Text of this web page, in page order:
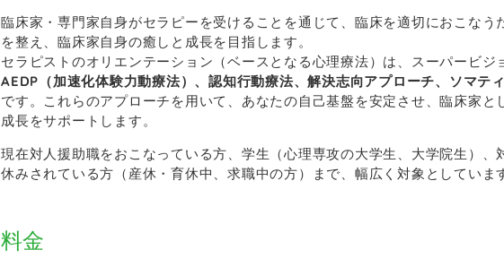
臨床家・専門家自身がセラピーを受けることを通じて、臨床を適切におこなう
を整え、臨床家自身の癒しと成長を目指します。
セラピストのオリエンテーション（ベースとなる心理療法）は、スーパービジ
AEDP（加速化体験力動療法）、認知行動療法、解決志向アプローチ、ソマテ
です。これらのアプローチを用いて、あなたの自己基盤を安定させ、臨床家と
成長をサポートします。
現在対人援助職をおこなっている方、学生（心理専攻の大学生、大学院生）、
休みされている方（産休・育休中、求職中の方）まで、幅広く対象としていま
料金